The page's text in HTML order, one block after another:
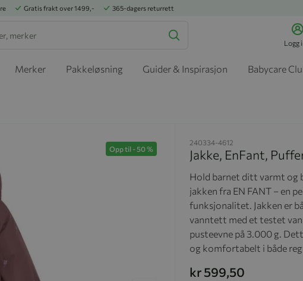
Gratis frakt over 1499,- 365-dagers returrett
Logg
Merker Pakkeløsning Guider & Inspirasjon Babycare
Opp til - 50 %
240334-4612
Jakke, EnFant,
Hold barnet ditt varmt og
jakken fra EN FANT – en
funksjonalitet. Jakken er
vanntett med et testet
pusteevne på 3.000 g.
og komfortabelt i både
kr 599,50